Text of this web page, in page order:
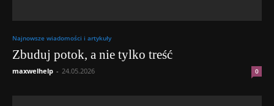
Najnowsze wiadomości i artykuły
Zbuduj potok, a nie tylko treść
maxwelhelp - 24.05.2026 0